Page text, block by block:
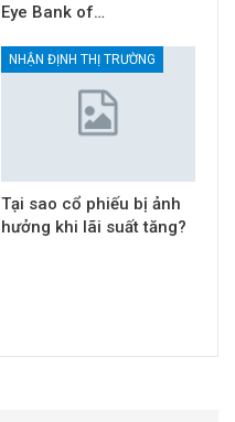
Eye Bank of…
NHẬN ĐỊNH THỊ TRƯỜNG
Tại sao cổ phiếu bị ảnh
hưởng khi lãi suất tăng?